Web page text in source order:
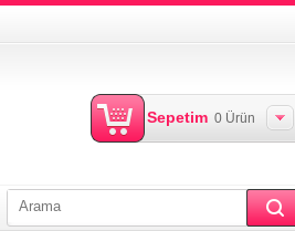
Sepetim 0 Ürün